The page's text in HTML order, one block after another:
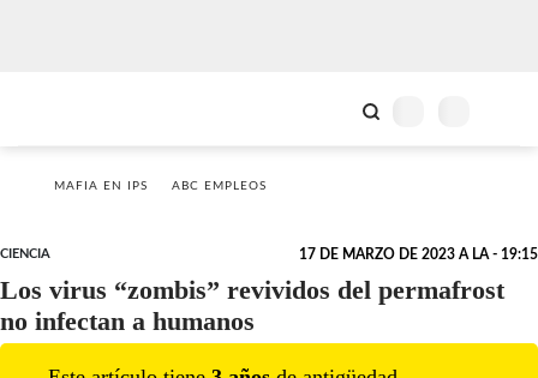
MAFIA EN IPS ABC EMPLEOS
CIENCIA 17 DE MARZO DE 2023 A LA - 19:15
Los virus “zombis” revividos del permafrost
no infectan a humanos